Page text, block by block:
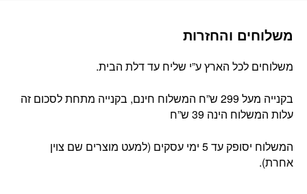
משלוחים והחזרות
משלוחים לכל הארץ ע”י שליח עד דלת הבית.
בקנייה מעל 299 ש”ח המשלוח חינם, בקנייה מתחת לסכום זה
עלות המשלוח הינה 39 ש”ח
המשלוח יסופק עד 5 ימי עסקים (למעט מוצרים שם צוין
אחרת).